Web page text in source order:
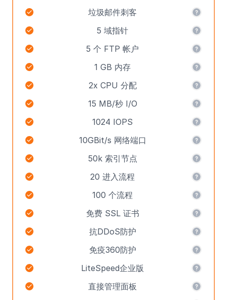
垃圾邮件刺客
5 域指针
5 个 FTP 帐户
1 GB 内存
2x CPU 分配
15 MB/秒 I/O
1024 IOPS
10GBit/s 网络端口
50k 索引节点
20 进入流程
100 个流程
免费 SSL 证书
抗DDoS防护
免疫360防护
LiteSpeed企业版
直接管理面板